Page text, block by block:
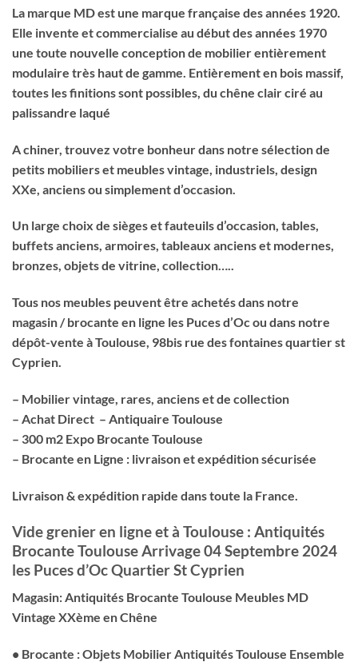
La marque MD est une marque française des années 1920.
Elle invente et commercialise au début des années 1970
une toute nouvelle conception de mobilier entièrement
modulaire très haut de gamme. Entièrement en bois massif,
toutes les finitions sont possibles, du chêne clair ciré au
palissandre laqué
A chiner, trouvez votre bonheur dans notre sélection de
petits mobiliers et meubles vintage, industriels, design
XXe, anciens ou simplement d’occasion.
Un large choix de sièges et fauteuils d’occasion, tables,
buffets anciens, armoires, tableaux anciens et modernes,
bronzes, objets de vitrine, collection…..
Tous nos meubles peuvent être achetés dans notre
magasin / brocante en ligne les Puces d’Oc ou dans notre
dépôt-vente à Toulouse, 98bis rue des fontaines quartier st
Cyprien.
– Mobilier vintage, rares, anciens et de collection
– Achat Direct – Antiquaire Toulouse
– 300 m2 Expo Brocante Toulouse
– Brocante en Ligne : livraison et expédition sécurisée
Livraison & expédition rapide dans toute la France.
Vide grenier en ligne et à Toulouse : Antiquités
Brocante Toulouse Arrivage 04 Septembre 2024
les Puces d’Oc Quartier St Cyprien
Magasin: Antiquités Brocante Toulouse Meubles MD
Vintage XXème en Chêne
• Brocante : Objets Mobilier Antiquités Toulouse Ensemble